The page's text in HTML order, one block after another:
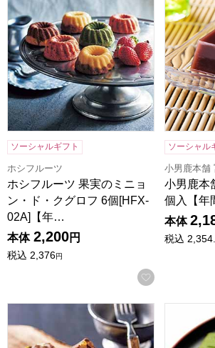
ソーシャルギフト
ホシフルーツ
ホシフルーツ 果実のミニョ
ン・ド・クグロフ 6個[HFX-
02A]【年…
本体 2,200円
税込 2,376円
お気に入り
ソーシャル
小男鹿本舗
小男鹿本
個入【年
本体
税込 2,354.
ホシフルーツ ナッツとドライフルーツ
京都宇